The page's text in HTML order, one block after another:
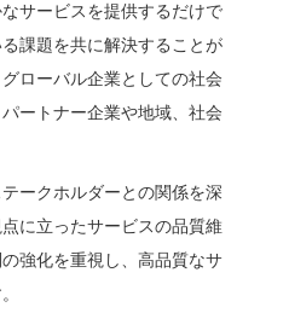
サービスを提供するだけで
課題を共に解決することが
ローバル企業としての社会
ートナー企業や地域、社会
ークホルダーとの関係を深
に立ったサービスの品質維
強化を重視し、高品質なサ